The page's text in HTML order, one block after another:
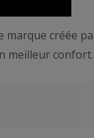
marque créée
meilleur